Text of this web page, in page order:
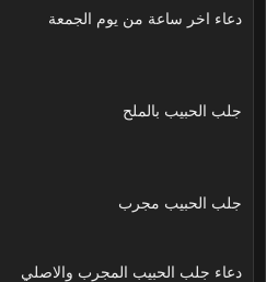
دعاء اخر ساعة من يوم الجمعة
جلب الحبيب بالملح
جلب الحبيب مجرب
دعاء جلب الحبيب المجرب والاصلي